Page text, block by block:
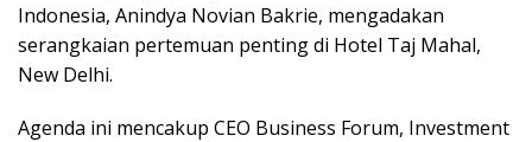
Indonesia, Anindya Novian Bakrie, mengadakan
serangkaian pertemuan penting di Hotel Taj Mahal,
New Delhi.
Agenda ini mencakup CEO Business Forum, Investment